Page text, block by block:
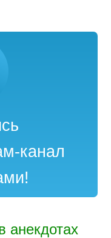
канал
анекдотах